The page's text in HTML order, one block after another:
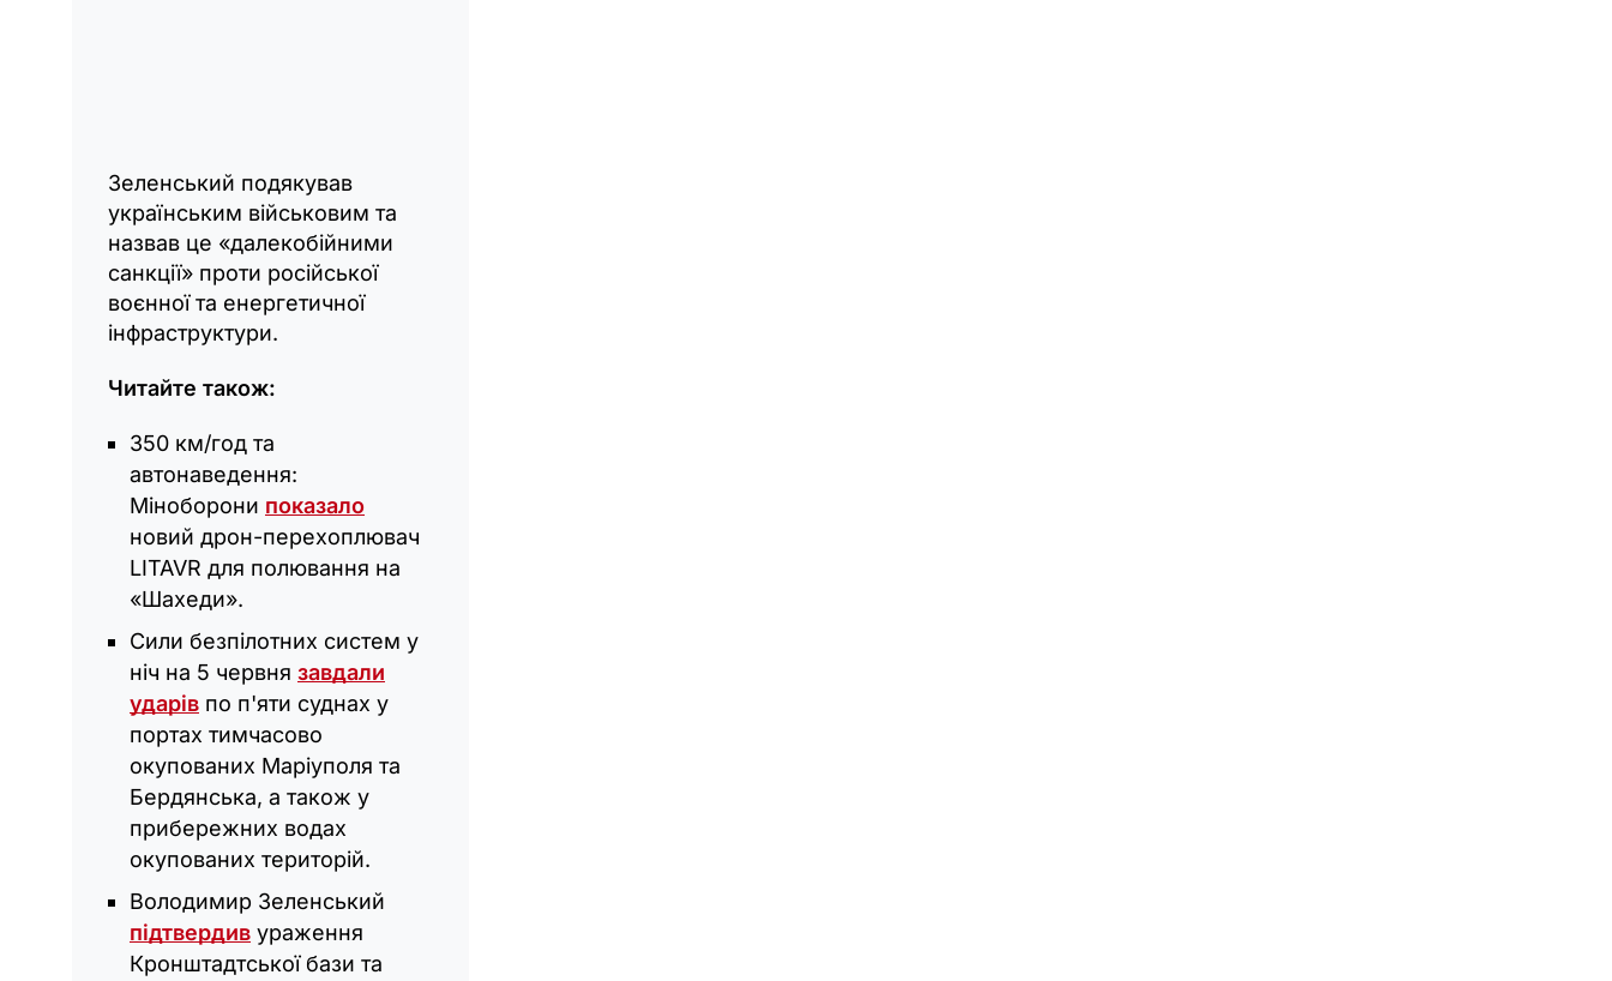
Зеленський подякував
українським військовим та
назвав це «далекобійними
санкції» проти російської
воєнної та енергетичної
інфраструктури.
Читайте також:
350 км/год та
автонаведення:
Міноборони показало
новий дрон-перехоплювач
LITAVR для полювання на
«Шахеди».
Сили безпілотних систем у
ніч на 5 червня завдали
ударів по п'яти суднах у
портах тимчасово
окупованих Маріуполя та
Бердянська, а також у
прибережних водах
окупованих територій.
Володимир Зеленський
підтвердив ураження
Кронштадтської бази та